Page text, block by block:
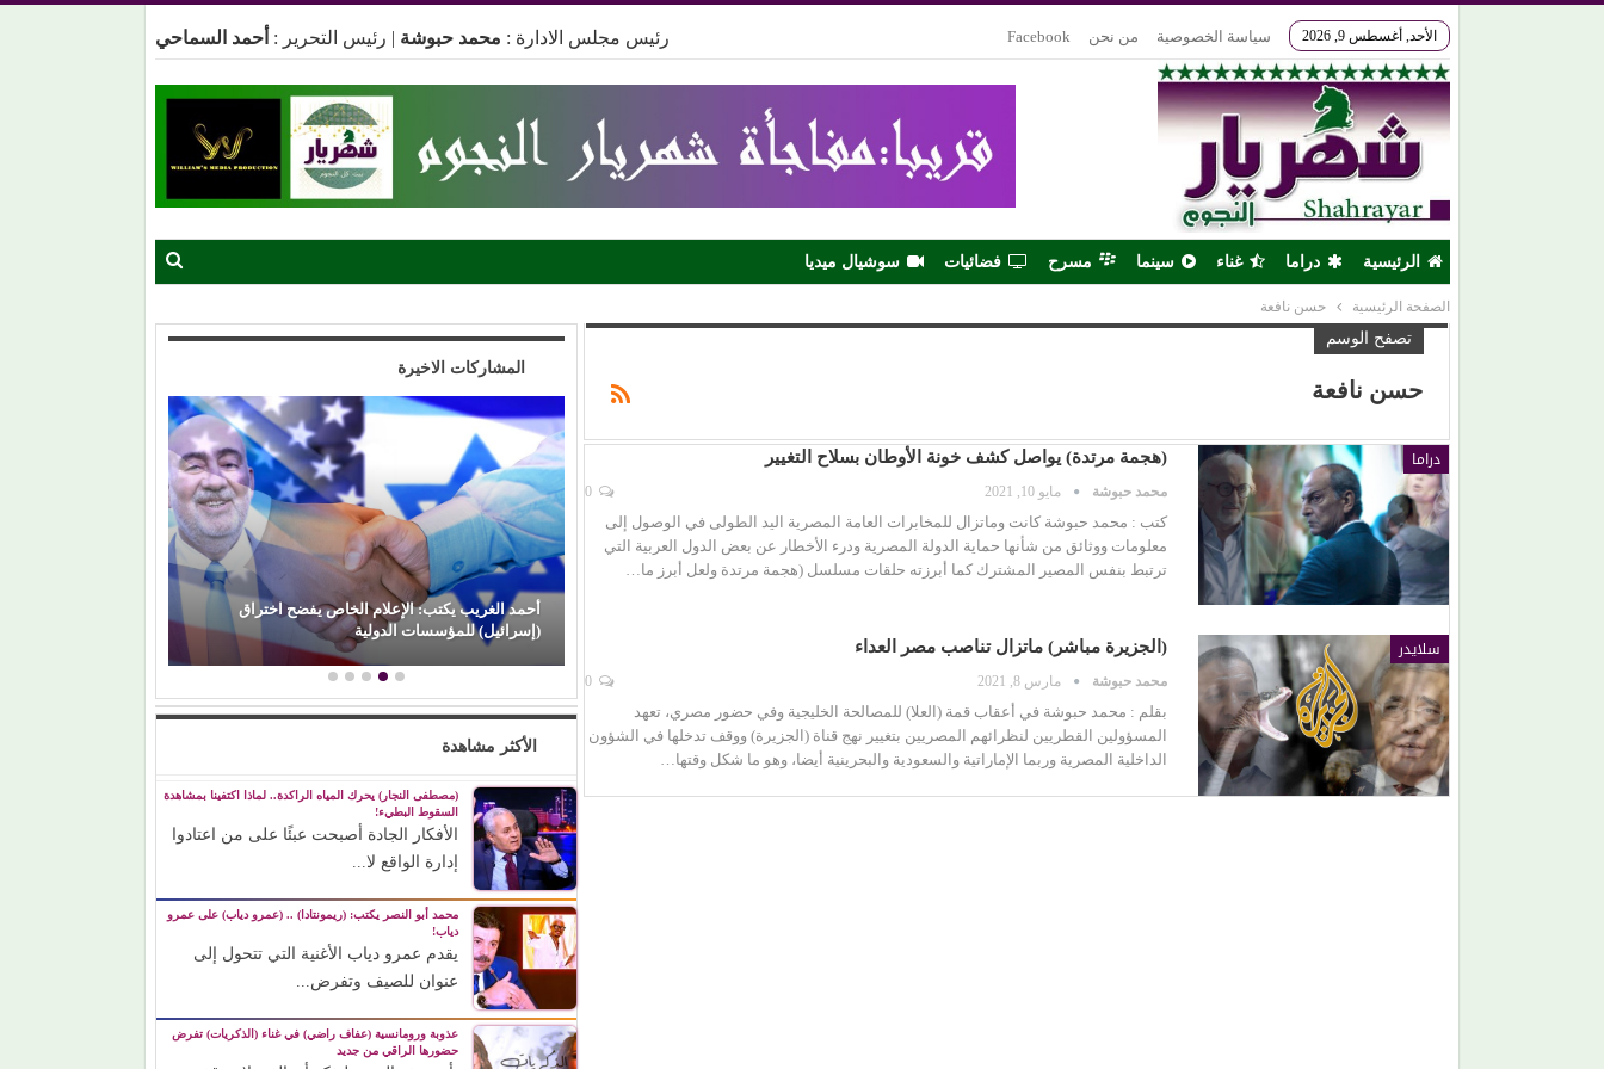
الأحد, أغسطس 9, 2026 سياسة الخصوصية من نحن Facebook رئيس مجلس الادارة : محمد حبوشة | رئيس التحرير : أحمد السماحي
الرئيسية دراما غناء سينما مسرح فضائيات سوشيال ميديا
الصفحة الرئيسية حسن نافعة
تصفح الوسم
حسن نافعة
دراما (هجمة مرتدة) يواصل كشف خونة الأوطان بسلاح التغيير
محمد حبوشة مايو 10, 2021
كتب : محمد حبوشة كانت وماتزال للمخابرات العامة المصرية اليد الطولى في الوصول إلى
معلومات ووثائق من شأنها حماية الدولة المصرية ودرء الأخطار عن بعض الدول العربية التي
ترتبط بنفس المصير المشترك كما أبرزته حلقات مسلسل (هجمة مرتدة ولعل أبرز ما…
سلايدر (الجزيرة مباشر) ماتزال تناصب مصر العداء
محمد حبوشة مارس 8, 2021
بقلم : محمد حبوشة في أعقاب قمة (العلا) للمصالحة الخليجية وفي حضور مصري، تعهد
المسؤولين القطريين لنظرائهم المصريين بتغيير نهج قناة (الجزيرة) ووقف تدخلها في الشؤون
الداخلية المصرية وربما الإماراتية والسعودية والبحرينية أيضا، وهو ما شكل وقتها…
المشاركات الاخيرة
صراع صناع (الدراما العربية).. كيف رسخت (الصبّاح)
أحمد الغريب يكتب: الإعلام الخاص يفضح اختراق
(إسرائيل) للمؤسسات الدولية
الأكثر مشاهدة
(مصطفى النجار) يحرك المياه الراكدة.. لماذا اكتفينا بمشاهدة
السقوط البطيء!
الأفكار الجادة أصبحت عبئًا على من اعتادوا
إدارة الواقع لا...
محمد أبو النصر يكتب: (ريمونتادا) .. (عمرو دياب) على عمرو
دياب!
يقدم عمرو دياب الأغنية التي تتحول إلى
عنوان للصيف وتفرض...
عذوبة ورومانسية (عفاف راضي) في غناء (الذكريات) تفرض
حضورها الراقي من جديد